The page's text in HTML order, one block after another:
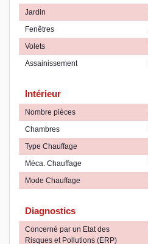
Jardin
Fenêtres
Volets
Assainissement
Intérieur
Nombre pièces
Chambres
Type Chauffage
Méca. Chauffage
Mode Chauffage
Diagnostics
Concerné par un Etat des
Risques et Pollutions (ERP)